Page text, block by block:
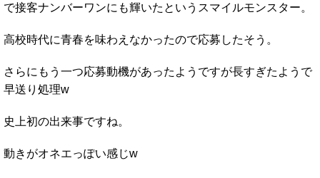
で接客ナンバーワンにも輝いたというスマイルモンスター。
高校時代に青春を味わえなかったので応募したそう。
さらにもう一つ応募動機があったようですが長すぎたようで
早送り処理w
史上初の出来事ですね。
動きがオネエっぽい感じw